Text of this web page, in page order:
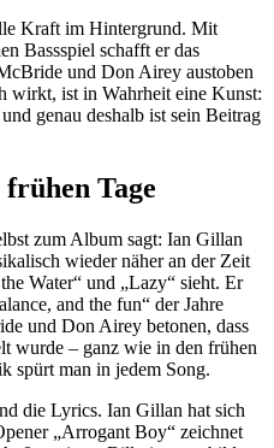
Kraft im Hintergrund. Mit
Bassspiel schafft er das
und Don Airey austoben
wirkt, ist in Wahrheit eine Kunst:
genau deshalb ist sein Beitrag
Tage
zum Album sagt: Ian Gillan
wieder näher an der Zeit
Water“ und „Lazy“ sieht. Er
and the fun“ der Jahre
und Don Airey betonen, dass
wurde – ganz wie in den frühen
spürt man in jedem Song.
die Lyrics. Ian Gillan hat sich
„Arrogant Boy“ zeichnet